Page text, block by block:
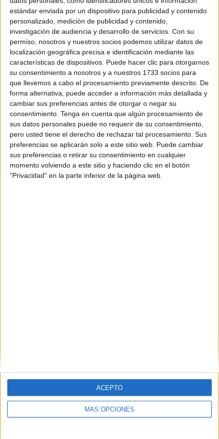
estándar enviada por un dispositivo para publicidad y contenido
personalizado, medición de publicidad y contenido,
investigación de audiencia y desarrollo de servicios. Con su
permiso, nosotros y nuestros socios podemos utilizar datos de
localización geográfica precisa e identificación mediante las
características de dispositivos. Puede hacer clic para otorgarnos
su consentimiento a nosotros y a nuestros 1733 socios para
que llevemos a cabo el procesamiento previamente descrito. De
forma alternativa, puede acceder a información más detallada y
cambiar sus preferencias antes de otorgar o negar su
consentimiento. Tenga en cuenta que algún procesamiento de
sus datos personales puede no requerir de su consentimiento,
pero usted tiene el derecho de rechazar tal procesamiento. Sus
preferencias se aplicarán solo a este sitio web. Puede cambiar
sus preferencias o retirar su consentimiento en cualquier
momento volviendo a este sitio y haciendo clic en el botón
"Privacidad" en la parte inferior de la página web.
MÁS OPCIONES
ACEPTO
Las ramas de los árboles de Los Rosales se
cuelan en las casas de los vecinos
POR DIEGO NARANJO 06/09/2023 3
Las obras en Plaza Nicaragua ya cumplen el
80% de las ejecuciones
POR DIEGO NARANJO 06/09/2023 0
La Encuesta | ¿Qué le parece que pidan
nombrar a Rubiales persona non grata?
POR FAROTV 06/09/2023 8
Los vecinos del Campo Exterior, a base de
garrafas de agua para subsistir
POR MARIBEL TENA 06/09/2023 0
Un día entero sin agua: pesadilla en el